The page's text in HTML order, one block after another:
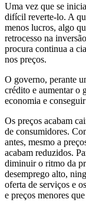
Uma vez que se
difícil reverte-lo. A
menos lucros, algo
retrocesso na
procura continua a
nos preços.
O governo, perante
crédito e aumentar o
economia e
Os preços acabam
de consumidores.
antes, mesmo a
acabam reduzidos.
diminuir o ritmo da
desemprego alto,
oferta de serviços e
e preços menores